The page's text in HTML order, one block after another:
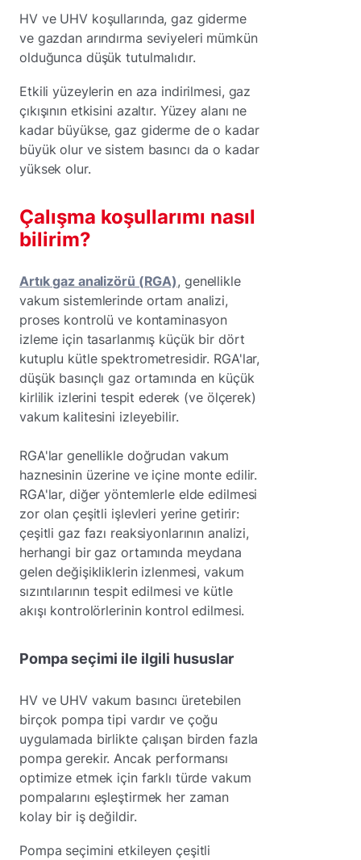
HV ve UHV koşullarında, gaz giderme
ve gazdan arındırma seviyeleri mümkün
olduğunca düşük tutulmalıdır.
Etkili yüzeylerin en aza indirilmesi, gaz
çıkışının etkisini azaltır. Yüzey alanı ne
kadar büyükse, gaz giderme de o kadar
büyük olur ve sistem basıncı da o kadar
yüksek olur.
Çalışma koşullarımı nasıl
bilirim?
Artık gaz analizörü (RGA), genellikle
vakum sistemlerinde ortam analizi,
proses kontrolü ve kontaminasyon
izleme için tasarlanmış küçük bir dört
kutuplu kütle spektrometresidir. RGA'lar,
düşük basınçlı gaz ortamında en küçük
kirlilik izlerini tespit ederek (ve ölçerek)
vakum kalitesini izleyebilir.
RGA'lar genellikle doğrudan vakum
haznesinin üzerine ve içine monte edilir.
RGA'lar, diğer yöntemlerle elde edilmesi
zor olan çeşitli işlevleri yerine getirir:
çeşitli gaz fazı reaksiyonlarının analizi,
herhangi bir gaz ortamında meydana
gelen değişikliklerin izlenmesi, vakum
sızıntılarının tespit edilmesi ve kütle
akışı kontrolörlerinin kontrol edilmesi.
Pompa seçimi ile ilgili hususlar
HV ve UHV vakum basıncı üretebilen
birçok pompa tipi vardır ve çoğu
uygulamada birlikte çalışan birden fazla
pompa gerekir. Ancak performansı
optimize etmek için farklı türde vakum
pompalarını eşleştirmek her zaman
kolay bir iş değildir.
Pompa seçimini etkileyen çeşitli